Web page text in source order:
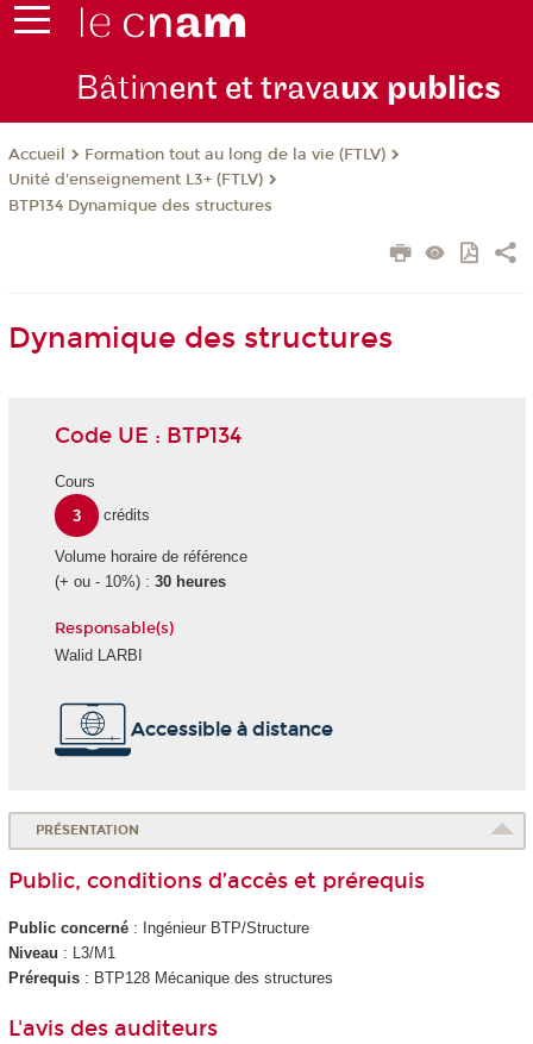
Bâtiment et travaux publics
Accueil
Formation tout au long de la vie (FTLV)
Unité d'enseignement L3+ (FTLV)
BTP134 Dynamique des structures
Dynamique des structures
Code UE : BTP134
Cours
3
crédits
Volume horaire de référence
(+ ou - 10%) : 30 heures
Responsable(s)
Walid LARBI
Accessible à distance
PRÉSENTATION
Public, conditions d’accès et prérequis
Public concerné: Ingénieur BTP/Structure
Niveau : L3/M1
Prérequis: BTP128 Mécanique des structures
L'avis des auditeurs